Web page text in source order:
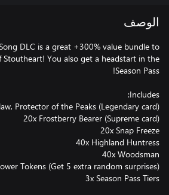
الوصف
DLC is a great +300% value bundle to
You also get a headstart in the